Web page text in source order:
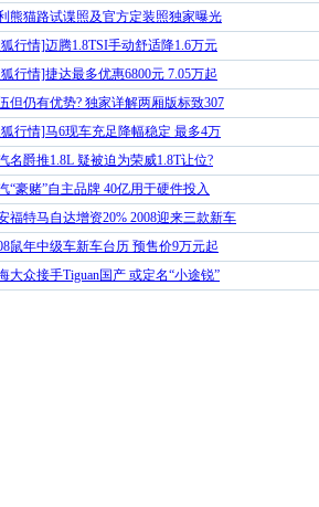
熊猫路试谍照及官方定装照独家曝光
行情]迈腾1.8TSI手动舒适降1.6万元
行情]捷达最多优惠6800元 7.05万起
但仍有优势? 独家详解两厢版标致307
行情]马6现车充足降幅稳定 最多4万
名爵推1.8L 疑被迫为荣威1.8T让位?
“豪赌”自主品牌 40亿用于硬件投入
福特马自达增资20% 2008迎来三款新车
鼠年中级车新车台历 预售价9万元起
大众接手Tiguan国产 或定名“小途锐”